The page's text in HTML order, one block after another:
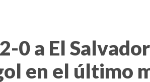
0 a El
en el último